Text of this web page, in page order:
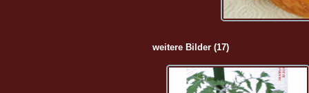
weitere Bilder (17)